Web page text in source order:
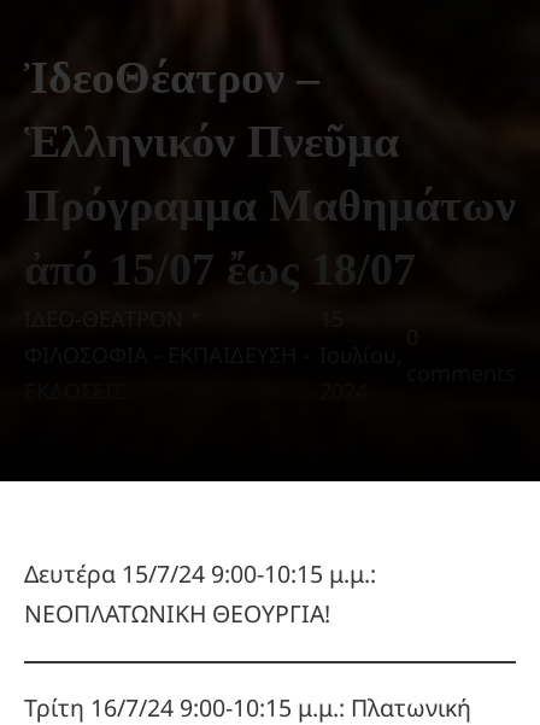
ἸδεοΘέατρον –
Ἑλληνικόν Πνεῦμα
Πρόγραμμα Μαθημάτων
ἀπό 15/07 ἔως 18/07
Δευτέρα 15/7/24 9:00-10:15 μ.μ.:
ΝΕΟΠΛΑΤΩΝΙΚΗ ΘΕΟΥΡΓΙΑ!
Τρίτη 16/7/24 9:00-10:15 μ.μ.: Πλατωνική